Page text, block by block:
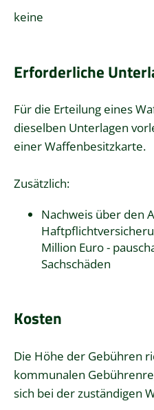
keine
Erforderliche
Für die Erteilung eines
dieselben Unterlagen
einerWaffenbesitzkarte.
Zusätzlich:
Nachweis über den
Million Euro -
Sachschäden
Kosten
Die Höhe der Gebühren
kommunalen
sich bei der zuständigen